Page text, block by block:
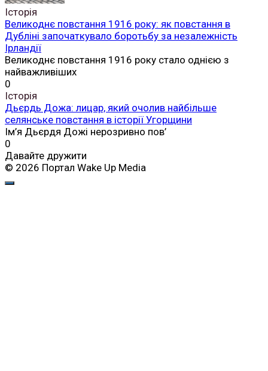
Історія
Великоднє повстання 1916 року: як повстання в
Дубліні започаткувало боротьбу за незалежність
Ірландії
Великоднє повстання 1916 року стало однією з
найважливіших
0
Історія
Дьєрдь Дожа: лицар, який очолив найбільше
селянське повстання в історії Угорщини
Ім’я Дьєрдя Дожі нерозривно пов’
0
Давайте дружити
© 2026 Портал Wake Up Media